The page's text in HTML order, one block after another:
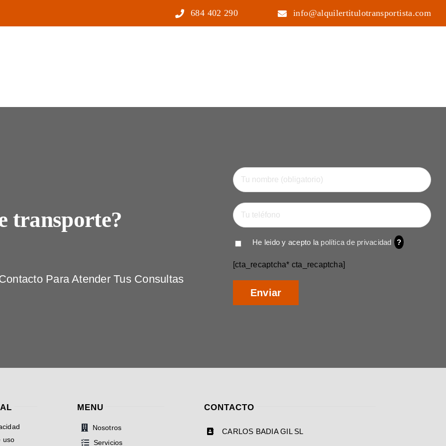
684 402 290 info@alquilertitulotransportista.com
transporte?
Para Atender Tus Consultas
He leido y acepto la política de privacidad ?
[cta_recaptcha* cta_recaptcha]
uso
MENU
Nosotros
Servicios
CONTACTO
CARLOS BADIA GIL SL